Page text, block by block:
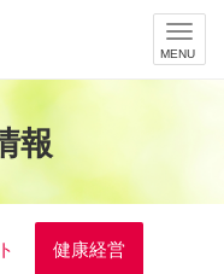
報
健康経営